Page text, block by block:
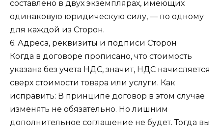
составлено в двух экземплярах, имеющих
одинаковую юридическую силу, — по одному
для каждой из Сторон.
6. Адреса, реквизиты и подписи Сторон
Когда в договоре прописано, что стоимость
указана без учета НДС, значит, НДС начисляется
сверх стоимости товара или услуги. Как
исправить: В принципе договор в этом случае
изменять не обязательно. Но лишним
дополнительное соглашение не будет. Тогда вы